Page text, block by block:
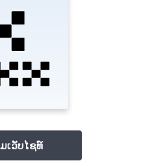
ເວັບໄຊທ໌